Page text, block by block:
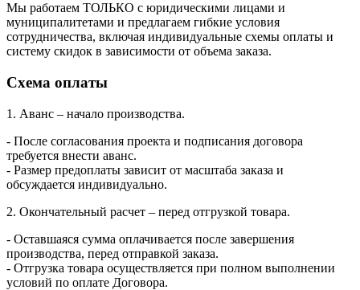
Мы работаем ТОЛЬКО с юридическими лицами и
муниципалитетами и предлагаем гибкие условия
сотрудничества, включая индивидуальные схемы оплаты и
систему скидок в зависимости от объема заказа.
Схема оплаты
1. Аванс – начало производства.
- После согласования проекта и подписания договора
требуется внести аванс.
- Размер предоплаты зависит от масштаба заказа и
обсуждается индивидуально.
2. Окончательный расчет – перед отгрузкой товара.
- Оставшаяся сумма оплачивается после завершения
производства, перед отправкой заказа.
- Отгрузка товара осуществляется при полном выполнении
условий по оплате Договора.